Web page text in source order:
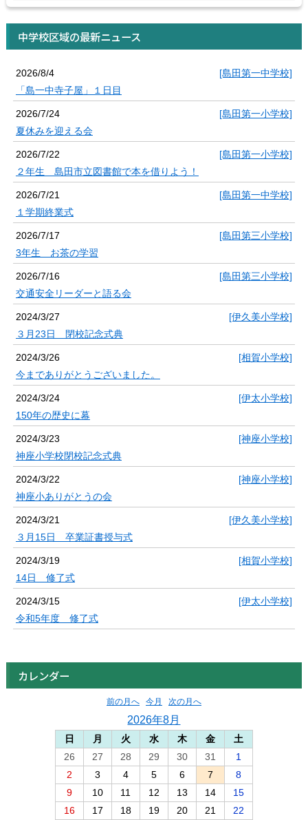
中学校区域の最新ニュース
2026/8/4
[島田第一中学校]
「島一中寺子屋」１日目
2026/7/24
[島田第一小学校]
夏休みを迎える会
2026/7/22
[島田第一小学校]
２年生 島田市立図書館で本を借りよう！
2026/7/21
[島田第一中学校]
１学期終業式
2026/7/17
[島田第三小学校]
3年生 お茶の学習
2026/7/16
[島田第三小学校]
交通安全リーダーと語る会
2024/3/27
[伊久美小学校]
３月23日 閉校記念式典
2024/3/26
[相賀小学校]
今までありがとうございました。
2024/3/24
[伊太小学校]
150年の歴史に幕
2024/3/23
[神座小学校]
神座小学校閉校記念式典
2024/3/22
[神座小学校]
神座小ありがとうの会
2024/3/21
[伊久美小学校]
３月15日 卒業証書授与式
2024/3/19
[相賀小学校]
14日 修了式
2024/3/15
[伊太小学校]
令和5年度 修了式
カレンダー
前の月へ 今月 次の月へ
2026年8月
日 月 火 水 木 金
土
26
27 28 29 30 31
1
2
3 4 5 6 7
8
9
10 11 12 13 14
15
16
17 18 19 20 21 22